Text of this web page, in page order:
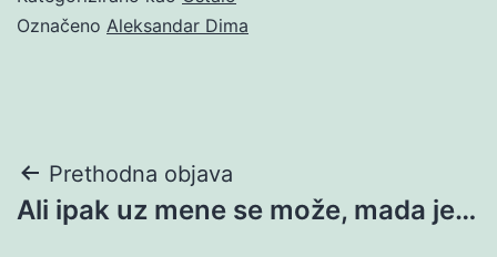
Označeno Aleksandar Dima
Navigacija
objava
Prethodna objava
Ali ipak uz mene se može, mada je…